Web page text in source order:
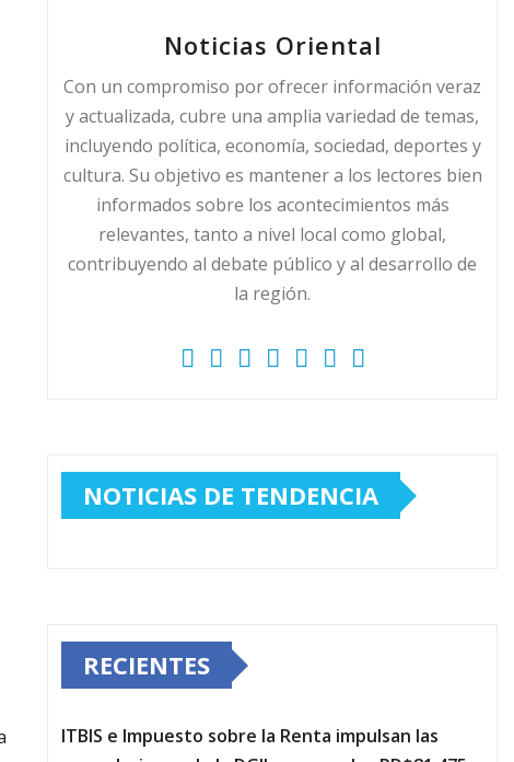
Noticias Oriental
Con un compromiso por ofrecer información veraz
y actualizada, cubre una amplia variedad de temas,
incluyendo política, economía, sociedad, deportes y
cultura. Su objetivo es mantener a los lectores bien
informados sobre los acontecimientos más
relevantes, tanto a nivel local como global,
contribuyendo al debate público y al desarrollo de
la región.
NOTICIAS DE TENDENCIA
RECIENTES
ITBIS e Impuesto sobre la Renta impulsan las